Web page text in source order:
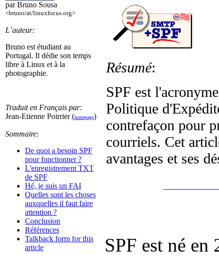
par Bruno Sousa
<bruno/at/linuxfocus.org>
L´auteur:
Bruno est étudiant au
Portugal. Il dédie son temps
libre à Linux et à la
photographie.
Traduit en Français par:
Jean-Etienne Poirrier (homepage)
Sommaire:
De quoi a besoin SPF
pour fonctionner ?
L'enregistrement TXT
de SPF
Hé, je suis un FAI
Quelles sont les choses
auxquelles il faut faire
attention ?
Conclusion
Références
Talkback form for this
article
Résumé:
SPF est
Politique
contrefaçon pour
courriels. Cet
avantages et ses
SPF est né